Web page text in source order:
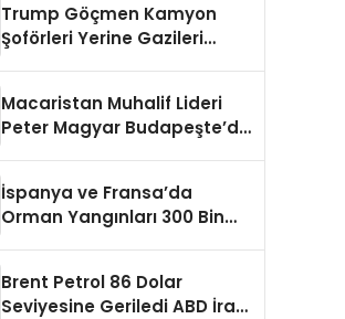
Trump Göçmen Kamyon
Şoförleri Yerine Gazileri
Macaristan Muhalif Lideri
Peter Magyar Budapeşte’de
İspanya ve Fransa’da
Orman Yangınları 300 Bin
Brent Petrol 86 Dolar
Seviyesine Geriledi ABD İran